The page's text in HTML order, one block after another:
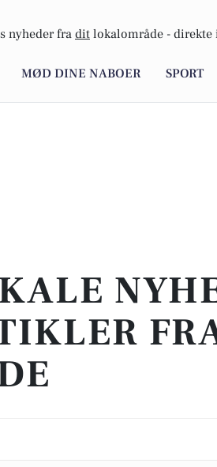
nyheder fra dit lokalområde - direkte
MØD DINE NABOER SPORT